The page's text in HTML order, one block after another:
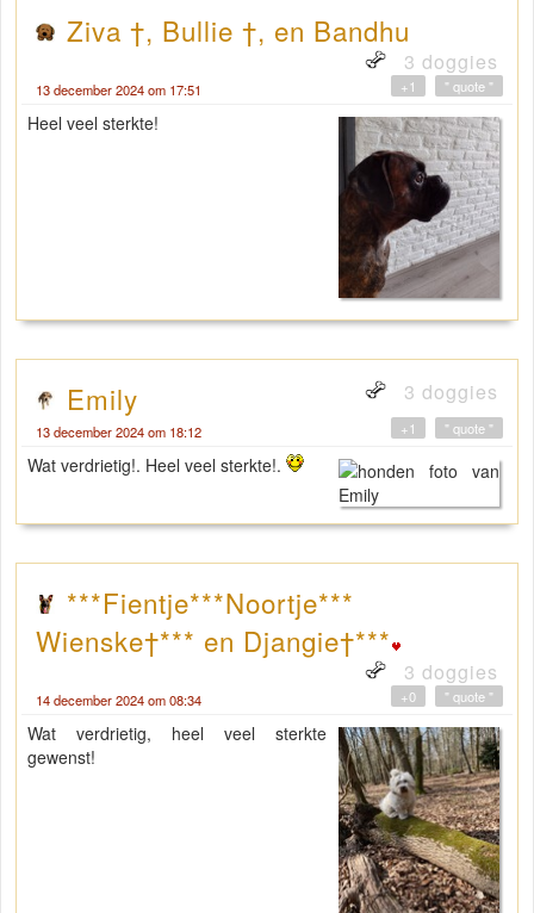
Ziva †, Bullie †, en Bandhu
3 doggies
13 december 2024 om 17:51 " quote "
+1
Heel veel sterkte!
Emily 3 doggies
13 december 2024 om 18:12 " quote "
+1
Wat verdrietig!. Heel veel sterkte!.
***Fientje***Noortje***
Wienske†*** en Djangie†***
3 doggies
14 december 2024 om 08:34 " quote "
+0
Wat verdrietig, heel veel sterkte
gewenst!